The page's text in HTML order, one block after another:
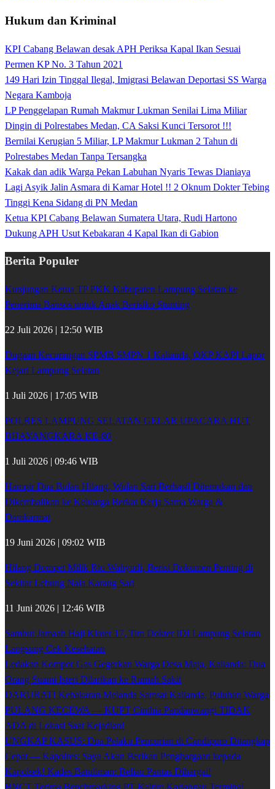
Hukum dan Kriminal
KPI Cabang Belawan desak APH Periksa Kapal Ikan Sesuai
Permen KP No. 3 Tahun 2021
149 Hari Izin Tinggal Ilegal, Imigrasi Belawan Deportasi SS Warga
Negara Kamboja
LP Penggelapan Rumah Makmur Lukman Senilai Lima Miliar
Dingin di Polrestabes Medan, CA Saksi Kunci Tersorot !!!
Bernilai Kerugian 5 Miliar, LP Makmur Lukman 2 Tahun di
Polrestabes Medan Tanpa Tersangka
Kakak dan adik Warga Pekan Labuhan Nyaris Tewas Dianiaya
Lagi Asyik Jalin Asmara di Kamar Hotel !! 2 Oknum Dokter Tebing
Tinggi Kena Sidang di PN Medan
Ketua KPI Cabang Belawan Sumatera Utara, Rudi Hartono
Dukung APH Usut Kebakaran 4 Kapal Ikan di Gabion
Berita Populer
Kunjungan Ketua TP PKK Kabupaten Lampung Selatan ke
Penerima Bansos untuk Anak Berisiko Stunting
22 Juli 2026 | 12:50 WIB
Dugaan Kecurangan SPMB SMPN 1 Kalianda, OKP KAPI Lapor
Kejari Lampung Selatan
1 Juli 2026 | 17:05 WIB
POLRES LAMPUNG SELATAN GELAR UPACARA HUT
BHAYANGKARA KE-80
1 Juli 2026 | 09:46 WIB
Hampir Dua Bulan Hilang, Wulan Sari Berhasil Ditemukan dan
Dikembalikan ke Keluarga Berkat Kerja Sama Warga &
Damkarmat
19 Juni 2026 | 09:02 WIB
Hilang Dompet Milik Rio Wahyudi, Berisi Dokumen Penting di
Sekitar Lebung Nala Karang Sari
11 Juni 2026 | 12:46 WIB
Sambut Jamaah Haji Kloter 17, Tim Dokter IDI Lampung Selatan
Langsung Cek Kesehatan
Ledakan Kompor Gas Gegerkan Warga Desa Maja, Kalianda: Dua
Orang Suami Isteri Dilarikan ke Rumah Sakit
DARURAT! Kebakaran Melanda Samsat Kalianda, Puluhan Warga
PULANG KECEWA — KUPT Cinthia Pandanwangi TIDAK
ADA di Lokasi Saat Kejadian!
UNGKAP KASUS: Dua Pelaku Pencurian di Candipuro Ditangkap
Cepat — Kapolres: Saya Akan Berikan Penghargaan kepada
Kapolsek! Kades Batuliman: Beliau Pantas Dihargai!